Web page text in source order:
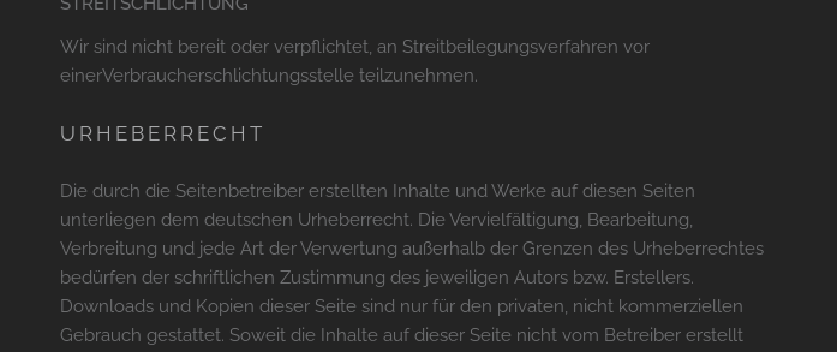
Wir sind nicht bereit oder verpflichtet, an Streitbeilegungsverfahren vor
einerVerbraucherschlichtungsstelle teilzunehmen.
URHEBERRECHT
Die durch die Seitenbetreiber erstellten Inhalte und Werke auf diesen Seiten
unterliegen dem deutschen Urheberrecht. Die Vervielfältigung, Bearbeitung,
Verbreitung und jede Art der Verwertung außerhalb der Grenzen des Urheberrechtes
bedürfen der schriftlichen Zustimmung des jeweiligen Autors bzw. Erstellers.
Downloads und Kopien dieser Seite sind nur für den privaten, nicht kommerziellen
Gebrauch gestattet. Soweit die Inhalte auf dieser Seite nicht vom Betreiber erstellt